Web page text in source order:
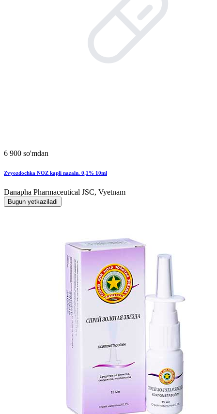
6 900 so'mdan
Zvyozdochka NOZ kapli nazaln. 0,1% 10ml
Danapha Pharmaceutical JSC, Vyetnam
Bugun yetkaziladi